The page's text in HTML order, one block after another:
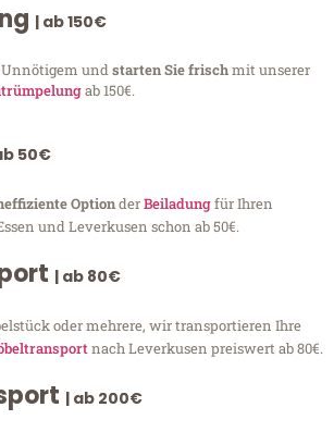
| ab 150€
undstarten Sie frischmit unserer
ab 150€.
50€
OptionderBeiladungfür Ihren
und Leverkusen schon ab 50€.
| ab 80€
oder mehrere, wir transportieren Ihre
nach Leverkusen preiswert ab 80€.
| ab 200€